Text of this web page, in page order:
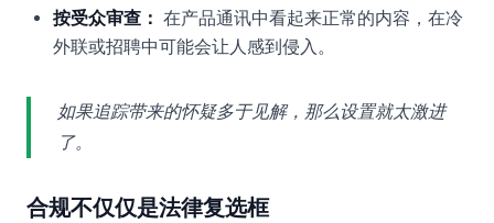
按受众审查： 在产品通讯中看起来正常的内容，在冷
外联或招聘中可能会让人感到侵入。
如果追踪带来的怀疑多于见解，那么设置就太激进
了。
合规不仅仅是法律复选框